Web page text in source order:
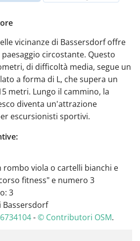
vicinanze di Bassersdorf offre
circostante. Questo
di difficoltà media, segue un
a forma di L, che supera un
metri. Lungo il cammino, la
diventa un'attrazione
escursionisti sportivi.
rombo viola o cartelli bianchi e
fitness" e numero 3
3
Bassersdorf
-© Contributori OSM.